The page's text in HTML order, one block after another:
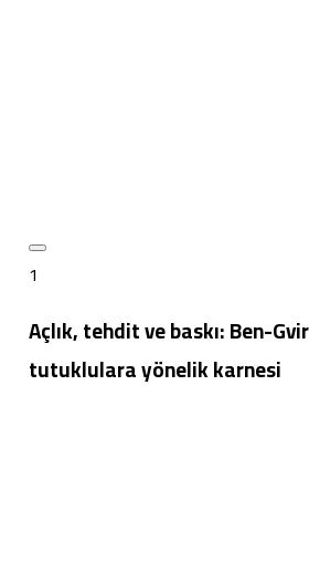
1
Açlık, tehdit ve baskı: Ben-
tutuklulara yönelik karnesi